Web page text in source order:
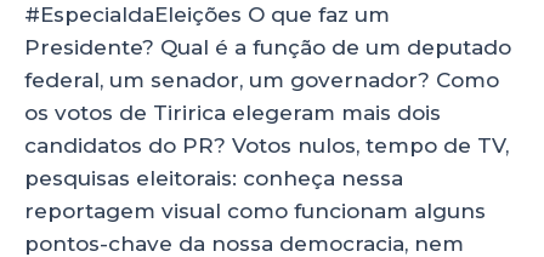
a
ts
A
p
p
c
e
b
o
o
k
k
e
dI
n
a
re
#EspecialdaEleições O que faz um
Presidente? Qual é a função de um deputado
federal, um senador, um governador? Como
os votos de Tiririca elegeram mais dois
candidatos do PR? Votos nulos, tempo de TV,
pesquisas eleitorais: conheça nessa
reportagem visual como funcionam alguns
pontos-chave da nossa democracia, nem